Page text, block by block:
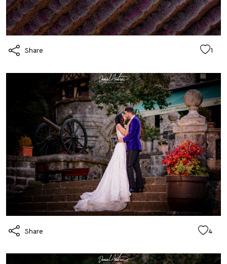
1
Share
4
Share